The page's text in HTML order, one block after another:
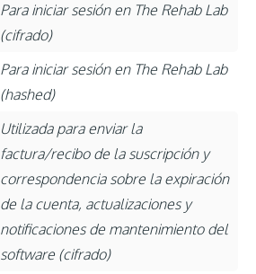
Para iniciar sesión en The Rehab Lab
(cifrado)
Para iniciar sesión en The Rehab Lab
(hashed)
Utilizada para enviar la
factura/recibo de la suscripción y
correspondencia sobre la expiración
de la cuenta, actualizaciones y
notificaciones de mantenimiento del
software (cifrado)